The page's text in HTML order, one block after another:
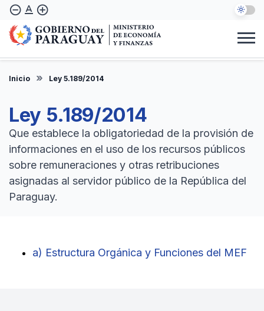
Pasar
contenido
principal
remove_circle_outline text_format add_circle_outline
Inicio Ley 5.189/2014
Ley 5.189/2014
Que establece la obligatoriedad de la provisión de
informaciones en el uso de los recursos públicos
sobre remuneraciones y otras retribuciones
asignadas al servidor público de la República del
Paraguay.
a) Estructura Orgánica y Funciones del MEF